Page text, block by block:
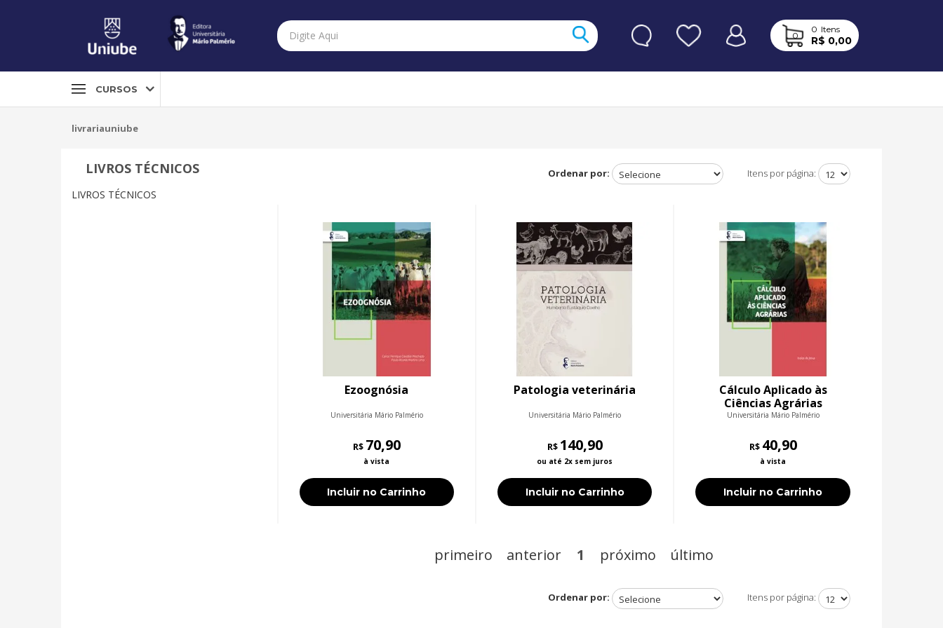
0
0 Itens
R$ 0,00
CURSOS
livrariauniube
LIVROS TÉCNICOS
LIVROS TÉCNICOS
Ordenar por: Itens por página:
Ezoognósia
Universitária Mário Palmério
R$ 70,90
à vista
Incluir no Carrinho
Patologia veterinária
Universitária Mário Palmério
R$ 140,90
ou até 2x sem juros
Incluir no Carrinho
Cálculo Aplicado às
Ciências Agrárias
Universitária Mário Palmério
R$ 40,90
à vista
Incluir no Carrinho
primeiro anterior 1 próximo último
Ordenar por: Itens por página: